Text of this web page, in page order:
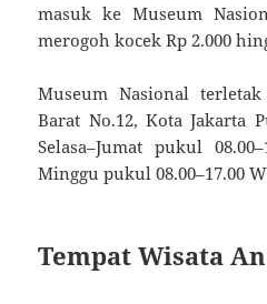
masuk ke Museum
merogoh kocek Rp 2.000
Museum Nasional
Barat No.12, Kota Jakarta
Selasa–Jumat pukul
Minggu pukul 08.00–17.00
Tempat Wisata